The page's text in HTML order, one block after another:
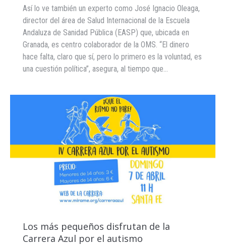
Así lo ve también un experto como José Ignacio Oleaga,
director del área de Salud Internacional de la Escuela
Andaluza de Sanidad Pública (EASP) que, ubicada en
Granada, es centro colaborador de la OMS. “El dinero
hace falta, claro que sí, pero lo primero es la voluntad, es
una cuestión política”, asegura, al tiempo que…
Los más pequeños disfrutan de la
Carrera Azul por el autismo